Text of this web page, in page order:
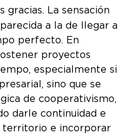
gracias. La sensación
a la de llegar a
perfecto. En
proyectos
especialmente si
sino que se
de cooperativismo,
darle continuidad e
territorio e incorporar